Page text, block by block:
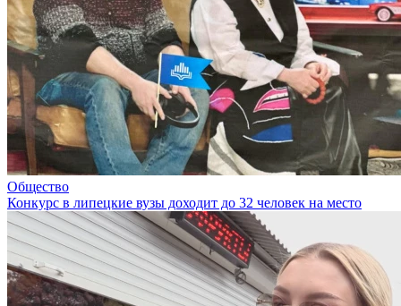
Общество
Конкурс в липецкие вузы доходит до 32 человек на место